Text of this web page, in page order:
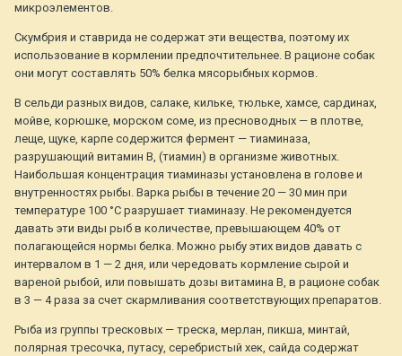
микроэлементов.
Скумбрия и ставрида не содержат эти вещества, поэтому их
использование в кормлении предпочтительнее. В рационе собак
они могут составлять 50% белка мясорыбных кормов.
В сельди разных видов, салаке, кильке, тюльке, хамсе, сардинах,
мойве, корюшке, морском соме, из пресноводных — в плотве,
леще, щуке, карпе содержится фермент — тиаминаза,
разрушающий витамин В, (тиамин) в организме животных.
Наибольшая концентрация тиаминазы установлена в голове и
внутренностях рыбы. Варка рыбы в течение 20 — 30 мин при
температуре 100 °С разрушает тиаминазу. Не рекомендуется
давать эти виды рыб в количестве, превышающем 40% от
полагающейся нормы белка. Можно рыбу этих видов давать с
интервалом в 1 — 2 дня, или чередовать кормление сырой и
вареной рыбой, или повышать дозы витамина В, в рационе собак
в 3 — 4 раза за счет скармливания соответствующих препаратов.
Рыба из группы тресковых — треска, мерлан, пикша, минтай,
полярная тресочка, путасу, серебристый хек, сайда содержат